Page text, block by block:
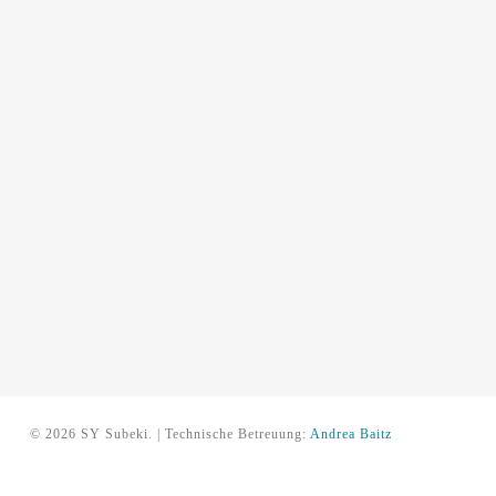
© 2026 SY Subeki. | Technische Betreuung: Andrea Baitz